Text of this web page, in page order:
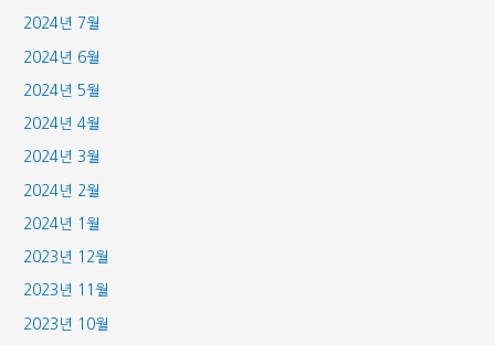
2024년 7월
2024년 6월
2024년 5월
2024년 4월
2024년 3월
2024년 2월
2024년 1월
2023년 12월
2023년 11월
2023년 10월